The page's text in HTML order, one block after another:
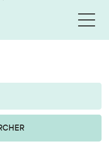
site